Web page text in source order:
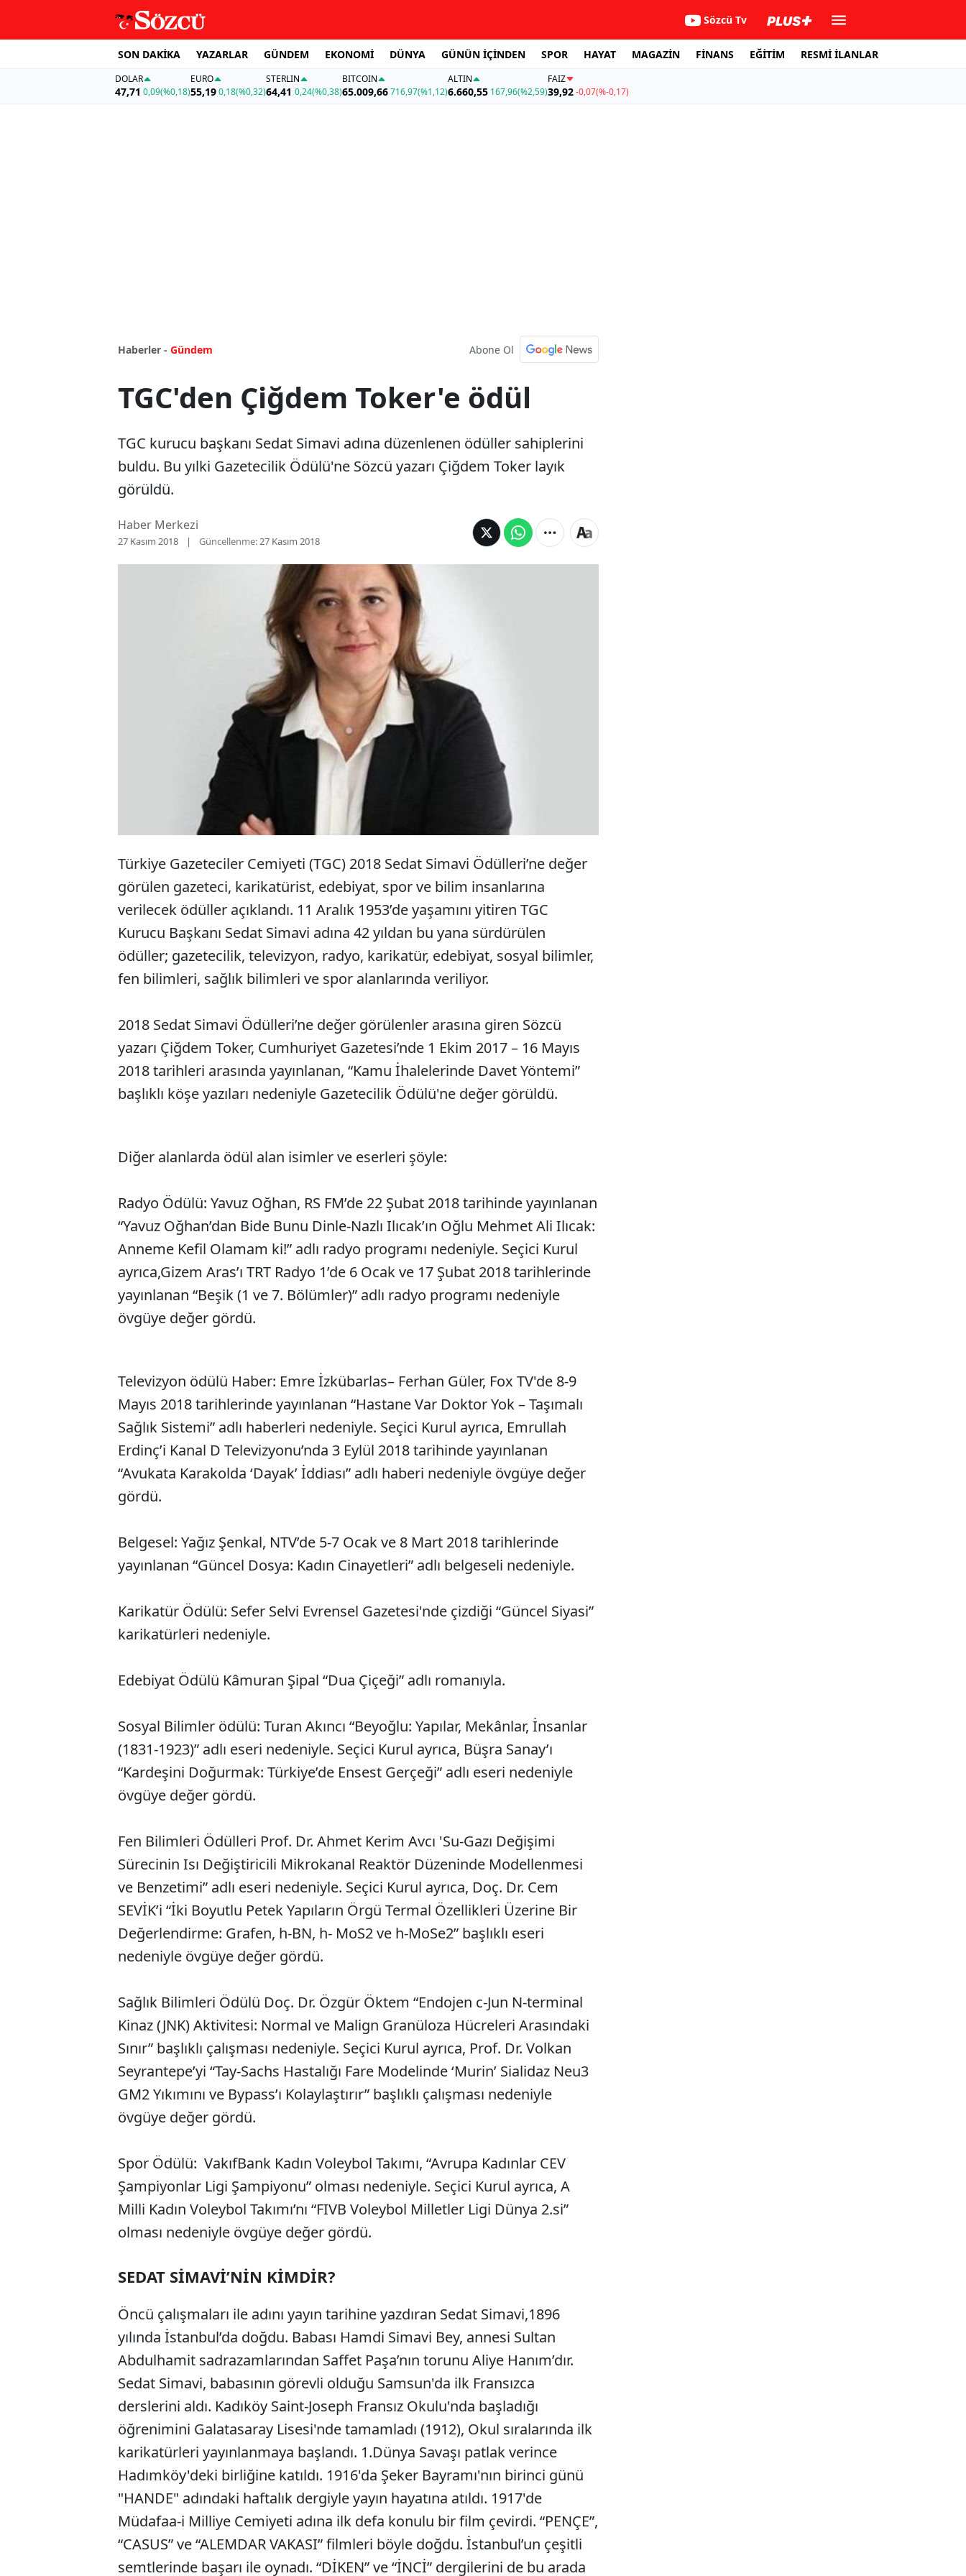
Sözcü Tv
SON DAKİKA YAZARLAR GÜNDEM EKONOMİ DÜNYA GÜNÜN İÇİNDEN SPOR HAYAT MAGAZİN FİNANS EĞİTİM RESMİ İLANLAR
DOLAR
47,71 0,09(%0,18)
EURO
55,19 0,18(%0,32)
STERLIN
64,41 0,24(%0,38)
BITCOIN
65.009,66716,97(%1,12)
ALTIN
6.660,55 167,96(%2,59)
FAİZ
39,92-0,07(%-0,17)
Haberler - Gündem Abone Ol
TGC'den Çiğdem Toker'e ödül
TGC kurucu başkanı Sedat Simavi adına düzenlenen ödüller sahiplerini
buldu. Bu yılki Gazetecilik Ödülü'ne Sözcü yazarı Çiğdem Toker layık
görüldü.
Haber Merkezi
27 Kasım 2018 Güncellenme:27 Kasım 2018
TGC kurucu başkanı Sedat Simavi adına düzenlenen
ödüller sahiplerini buldu. Bu yılki Gazetecilik Ödülü'ne
Sözcü yazarı Çiğdem Toker layık görüldü.
Türkiye Gazeteciler Cemiyeti (TGC) 2018 Sedat Simavi Ödülleri’ne değer
görülen gazeteci, karikatürist, edebiyat, spor ve bilim insanlarına
verilecek ödüller açıklandı. 11 Aralık 1953’de yaşamını yitiren TGC
Kurucu Başkanı Sedat Simavi adına 42 yıldan bu yana sürdürülen
ödüller; gazetecilik, televizyon, radyo, karikatür, edebiyat, sosyal bilimler,
fen bilimleri, sağlık bilimleri ve spor alanlarında veriliyor.
2018 Sedat Simavi Ödülleri’ne değer görülenler arasına giren Sözcü
yazarı Çiğdem Toker, Cumhuriyet Gazetesi’nde 1 Ekim 2017 – 16 Mayıs
2018 tarihleri arasında yayınlanan, “Kamu İhalelerinde Davet Yöntemi”
başlıklı köşe yazıları nedeniyle Gazetecilik Ödülü'ne değer görüldü.
Diğer alanlarda ödül alan isimler ve eserleri şöyle:
Radyo Ödülü: Yavuz Oğhan, RS FM’de 22 Şubat 2018 tarihinde yayınlanan
“Yavuz Oğhan’dan Bide Bunu Dinle-Nazlı Ilıcak’ın Oğlu Mehmet Ali Ilıcak:
Anneme Kefil Olamam ki!” adlı radyo programı nedeniyle. Seçici Kurul
ayrıca,Gizem Aras’ı TRT Radyo 1’de 6 Ocak ve 17 Şubat 2018 tarihlerinde
yayınlanan “Beşik (1 ve 7. Bölümler)” adlı radyo programı nedeniyle
övgüye değer gördü.
Televizyon ödülü Haber: Emre İzkübarlas– Ferhan Güler, Fox TV'de 8-9
Mayıs 2018 tarihlerinde yayınlanan “Hastane Var Doktor Yok – Taşımalı
Sağlık Sistemi” adlı haberleri nedeniyle. Seçici Kurul ayrıca, Emrullah
Erdinç’i Kanal D Televizyonu’nda 3 Eylül 2018 tarihinde yayınlanan
“Avukata Karakolda ‘Dayak’ İddiası” adlı haberi nedeniyle övgüye değer
gördü.
Belgesel: Yağız Şenkal, NTV’de 5-7 Ocak ve 8 Mart 2018 tarihlerinde
yayınlanan “Güncel Dosya: Kadın Cinayetleri” adlı belgeseli nedeniyle.
Karikatür Ödülü: Sefer Selvi Evrensel Gazetesi'nde çizdiği “Güncel Siyasi”
karikatürleri nedeniyle.
Edebiyat Ödülü Kâmuran Şipal “Dua Çiçeği” adlı romanıyla.
Sosyal Bilimler ödülü: Turan Akıncı “Beyoğlu: Yapılar, Mekânlar, İnsanlar
(1831-1923)” adlı eseri nedeniyle. Seçici Kurul ayrıca, Büşra Sanay’ı
“Kardeşini Doğurmak: Türkiye’de Ensest Gerçeği” adlı eseri nedeniyle
övgüye değer gördü.
Fen Bilimleri Ödülleri Prof. Dr. Ahmet Kerim Avcı 'Su-Gazı Değişimi
Sürecinin Isı Değiştiricili Mikrokanal Reaktör Düzeninde Modellenmesi
ve Benzetimi” adlı eseri nedeniyle. Seçici Kurul ayrıca, Doç. Dr. Cem
SEVİK’i “İki Boyutlu Petek Yapıların Örgü Termal Özellikleri Üzerine Bir
Değerlendirme: Grafen, h-BN, h- MoS2 ve h-MoSe2” başlıklı eseri
nedeniyle övgüye değer gördü.
Sağlık Bilimleri Ödülü Doç. Dr. Özgür Öktem “Endojen c-Jun N-terminal
Kinaz (JNK) Aktivitesi: Normal ve Malign Granüloza Hücreleri Arasındaki
Sınır” başlıklı çalışması nedeniyle. Seçici Kurul ayrıca, Prof. Dr. Volkan
Seyrantepe’yi “Tay-Sachs Hastalığı Fare Modelinde ‘Murin’ Sialidaz Neu3
GM2 Yıkımını ve Bypass’ı Kolaylaştırır” başlıklı çalışması nedeniyle
övgüye değer gördü.
Spor Ödülü: VakıfBank Kadın Voleybol Takımı, “Avrupa Kadınlar CEV
Şampiyonlar Ligi Şampiyonu” olması nedeniyle. Seçici Kurul ayrıca, A
Milli Kadın Voleybol Takımı’nı “FIVB Voleybol Milletler Ligi Dünya 2.si”
olması nedeniyle övgüye değer gördü.
SEDAT SİMAVİ’NİN KİMDİR?
Öncü çalışmaları ile adını yayın tarihine yazdıran Sedat Simavi,1896
yılında İstanbul’da doğdu. Babası Hamdi Simavi Bey, annesi Sultan
Abdulhamit sadrazamlarından Saffet Paşa’nın torunu Aliye Hanım’dır.
Sedat Simavi, babasının görevli olduğu Samsun'da ilk Fransızca
derslerini aldı. Kadıköy Saint-Joseph Fransız Okulu'nda başladığı
öğrenimini Galatasaray Lisesi'nde tamamladı (1912), Okul sıralarında ilk
karikatürleri yayınlanmaya başlandı. 1.Dünya Savaşı patlak verince
Hadımköy'deki birliğine katıldı. 1916'da Şeker Bayramı'nın birinci günü
"HANDE" adındaki haftalık dergiyle yayın hayatına atıldı. 1917'de
Müdafaa-i Milliye Cemiyeti adına ilk defa konulu bir film çevirdi. “PENÇE”,
“CASUS” ve “ALEMDAR VAKASI” filmleri böyle doğdu. İstanbul’un çeşitli
semtlerinde başarı ile oynadı. “DİKEN” ve “İNCİ” dergilerini de bu arada